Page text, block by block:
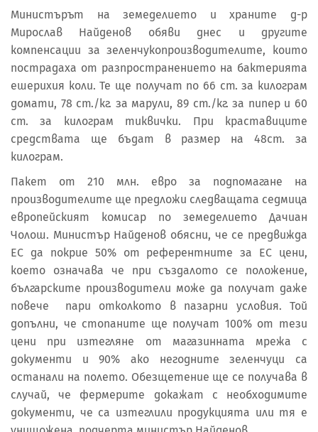
Министърът на земеделието и храните д-р
Мирослав Найденов обяви днес и другите
компенсации за зеленчукопроизводителите, които
пострадаха от разпространението на бактерията
ешерихия коли. Те ще получат по 66 ст. за килограм
домати, 78 ст./кг. за марули, 89 ст./кг. за пипер и 60
ст. за килограм тиквички. При краставиците
средствата ще бъдат в размер на 48ст. за
килограм.
Пакет от 210 млн. евро за подпомагане на
производителите ще предложи следващата седмица
европейският комисар по земеделието Дачиан
Чолош. Министър Найденов обясни, че се предвижда
ЕС да покрие 50% от референтните за ЕС цени,
което означава че при създалото се положение,
българските производители може да получат даже
повече пари отколкото в пазарни условия. Той
допълни, че стопаните ще получат 100% от тези
цени при изтегляне от магазинната мрежа с
документи и 90% ако негодните зеленчуци са
останали на полето. Обезщетение ще се получава в
случай, че фермерите докажат с необходимите
документи, че са изтеглили продукцията или тя е